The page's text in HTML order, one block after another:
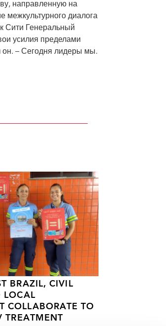
направленную на
межкультурного диалога
Сити Генеральный
усилия пределами
он. – Сегодня лидеры мы.
BRAZIL, CIVIL
LOCAL
COLLABORATE TO
TREATMENT